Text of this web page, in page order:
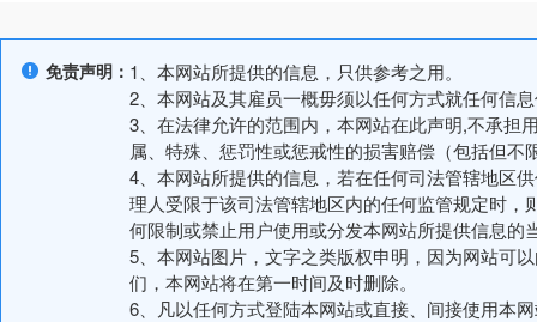
免责声明： 1、本网站所提供的信息，只供参考之用。
2、本网站及其雇员一概毋须以任何方式就任何信
3、在法律允许的范围内，本网站在此声明,不承担
属、特殊、惩罚性或惩戒性的损害赔偿（包括但
4、本网站所提供的信息，若在任何司法管辖地区
理人受限于该司法管辖地区内的任何监管规定时
何限制或禁止用户使用或分发本网站所提供信息的
5、本网站图片，文字之类版权申明，因为网站可
们，本网站将在第一时间及时删除。
6、凡以任何方式登陆本网站或直接、间接使用本